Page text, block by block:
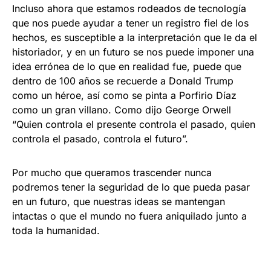
Incluso ahora que estamos rodeados de tecnología
que nos puede ayudar a tener un registro fiel de los
hechos, es susceptible a la interpretación que le da el
historiador, y en un futuro se nos puede imponer una
idea errónea de lo que en realidad fue, puede que
dentro de 100 años se recuerde a Donald Trump
como un héroe, así como se pinta a Porfirio Díaz
como un gran villano. Como dijo George Orwell
“Quien controla el presente controla el pasado, quien
controla el pasado, controla el futuro”.
Por mucho que queramos trascender nunca
podremos tener la seguridad de lo que pueda pasar
en un futuro, que nuestras ideas se mantengan
intactas o que el mundo no fuera aniquilado junto a
toda la humanidad.